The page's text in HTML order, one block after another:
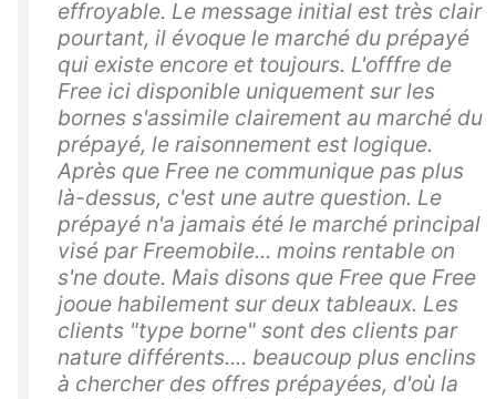
effroyable. Le message initial est très clair
pourtant, il évoque le marché du prépayé
qui existe encore et toujours. L'offfre de
Free ici disponible uniquement sur les
bornes s'assimile clairement au marché du
prépayé, le raisonnement est logique.
Après que Free ne communique pas plus
là-dessus, c'est une autre question. Le
prépayé n'a jamais été le marché principal
visé par Freemobile... moins rentable on
s'ne doute. Mais disons que Free que Free
jooue habilement sur deux tableaux. Les
clients "type borne" sont des clients par
nature différents.... beaucoup plus enclins
à chercher des offres prépayées, d'où la